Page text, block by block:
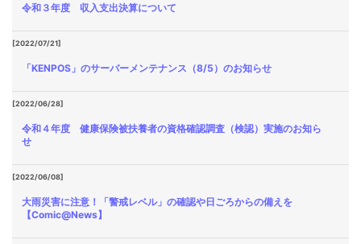
令和３年度 収入支出決算について
[2022/07/21]
「KENPOS」のサーバーメンテナンス（8/5）のお知らせ
[2022/06/28]
令和４年度 健康保険被扶養者の資格確認調査（検認）実施のお知ら
せ
[2022/06/08]
大雨災害に注意！「警戒レベル」の確認や日ごろからの備えを
【Comic@News】